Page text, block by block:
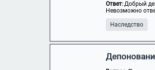
Ответ:Добрый
Невозможно
Наследство